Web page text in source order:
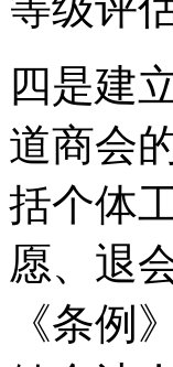
四是建
道商会
括个体
愿、退
《条例